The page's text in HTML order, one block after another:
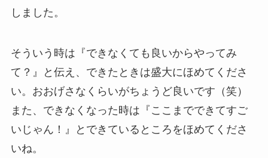
しました。
そういう時は『できなくても良いからやってみ
て？』と伝え、できたときは盛大にほめてくださ
い。おおげさなくらいがちょうど良いです（笑）
また、できなくなった時は『ここまでできてすご
いじゃん！』とできているところをほめてくださ
いね。